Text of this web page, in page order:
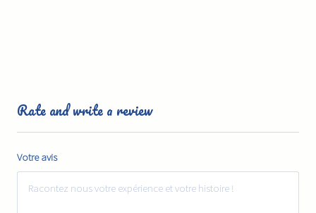
Rate and write a review
Votre avis